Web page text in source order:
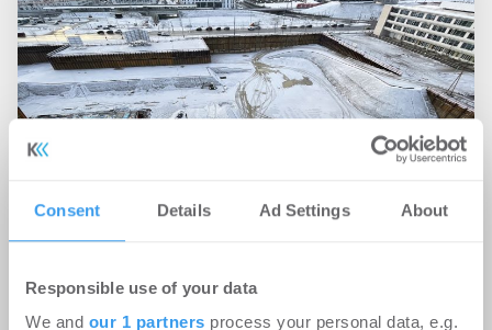
Consent Details Ad Settings About
Responsible use of your data
We and our 1 partners process your personal data, e.g.
Stadtteilzentrum Freiham Nord: ROSA-